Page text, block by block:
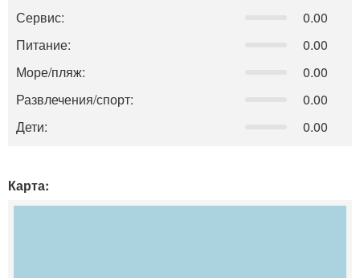
Сервис:
0.00
Питание:
0.00
Море/пляж:
0.00
Развлечения/спорт:
0.00
Дети:
0.00
Карта: